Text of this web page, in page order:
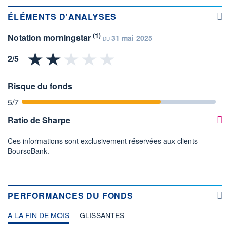
ÉLÉMENTS D'ANALYSES
Notation morningstar (1) DU 31 mai 2025
Risque du fonds
5/7
Ratio de Sharpe
Ces informations sont exclusivement réservées aux clients
BoursoBank.
PERFORMANCES DU FONDS
A LA FIN DE MOIS GLISSANTES